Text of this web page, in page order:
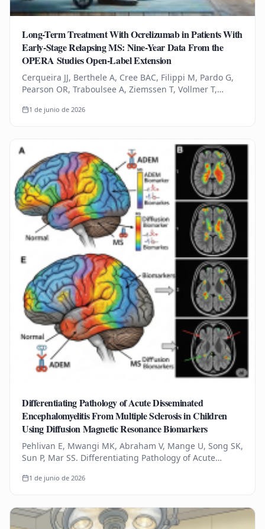
Long-Term Treatment With Ocrelizumab in Patients With
Early-Stage Relapsing MS: Nine-Year Data From the
OPERA Studies Open-Label Extension
Cerqueira JJ, Berthele A, Cree BAC, Filippi M, Pardo G,
Pearson OR, Traboulsee A, Ziemssen T, Vollmer T,
Schneble HM, Thanei…
1 de junio de 2026
Differentiating Pathology of Acute Disseminated
Encephalomyelitis From Multiple Sclerosis in Children
Using Diffusion Magnetic Resonance Biomarkers
Pehlivan E, Mwangi MK, Abraham V, Mange U, Song SK,
Sun P, Mar SS. Differentiating Pathology of Acute
Sclerosis in Children Using…
1 de junio de 2026